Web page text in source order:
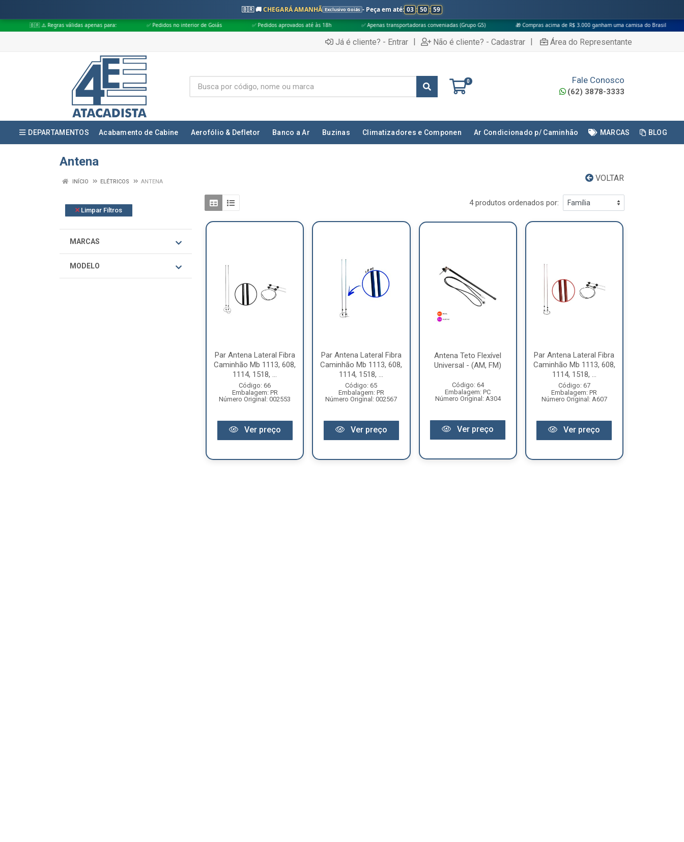
🇧🇷 🚚CHEGARÁ AMANHÃ Exclusivo Goiás - Peça em até: 03 : 50 : 58
Regras válidas apenas para: ✅ Pedidos no interior de Goiás ✅ Pedidos aprovados até às 18h ✅ Apenas transportadoras conveniadas (Grupo G5) 🎁 Compras acima de R$ 3.000 ganham uma camisa do Brasil
Já é cliente? - Entrar | Não é cliente? - Cadastrar | Área do Representante
0 Fale Conosco
(62) 3878-3333
DEPARTAMENTOS Acabamento de Cabine Aerofólio & Defletor Banco a Ar Buzinas Climatizadores e Componen Ar Condicionado p/ Caminhão MARCAS BLOG
Antena
VOLTAR
INÍCIO ELÉTRICOS ANTENA
Limpar Filtros
MARCAS
MODELO
4 produtos ordenados por:
Par Antena Lateral Fibra
Caminhão Mb 1113, 608,
1114, 1518, ...
Código: 66
Embalagem: PR
Número Original: 002553
Ver preço
Par Antena Lateral Fibra
Caminhão Mb 1113, 608,
1114, 1518, ...
Código: 65
Embalagem: PR
Número Original: 002567
Ver preço
Antena Teto Flexível
Universal - (AM, FM)
Código: 64
Embalagem: PC
Número Original: A304
Ver preço
Par Antena Lateral Fibra
Caminhão Mb 1113, 608,
1114, 1518, ...
Código: 67
Embalagem: PR
Número Original: A607
Ver preço